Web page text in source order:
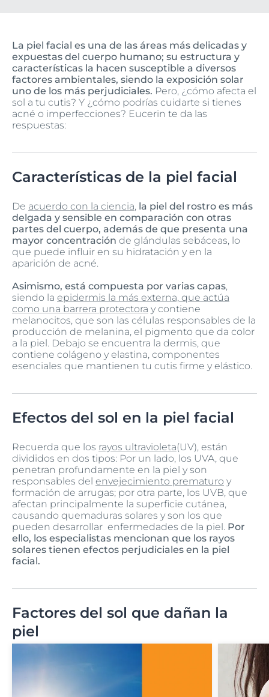
La piel facial es una de las áreas más delicadas y
expuestas del cuerpo humano; su estructura y
características la hacen susceptible a diversos
factores ambientales, siendo la exposición solar
uno de los más perjudiciales. Pero, ¿cómo afecta el
sol a tu cutis? Y ¿cómo podrías cuidarte si tienes
acné o imperfecciones? Eucerin te da las
respuestas:
Características de la piel facial
De acuerdo con la ciencia, la piel del rostro es más
delgada y sensible en comparación con otras
partes del cuerpo, además de que presenta una
mayor concentración de glándulas sebáceas, lo
que puede influir en su hidratación y en la
aparición de acné.
Asimismo, está compuesta por varias capas,
siendo la epidermis la más externa, que actúa
como una barrera protectora y contiene
melanocitos, que son las células responsables de la
producción de melanina, el pigmento que da color
a la piel. Debajo se encuentra la dermis, que
contiene colágeno y elastina, componentes
esenciales que mantienen tu cutis firme y elástico.
Efectos del sol en la piel facial
Recuerda que los rayos ultravioleta(UV), están
divididos en dos tipos: Por un lado, los UVA, que
penetran profundamente en la piel y son
responsables del envejecimiento prematuro y
formación de arrugas; por otra parte, los UVB, que
afectan principalmente la superficie cutánea,
causando quemaduras solares y son los que
pueden desarrollar enfermedades de la piel. Por
ello, los especialistas mencionan que los rayos
solares tienen efectos perjudiciales en la piel
facial.
Factores del sol que dañan la
piel